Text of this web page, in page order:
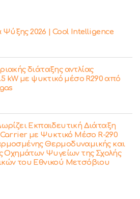
2026 | Cool Intelligence
διάταξης αντλίας
kW με ψυκτικό μέσο R290 από
Εκπαιδευτική Διάταξη
με Ψυκτικό Μέσο R-290
Θερμοδυναμικής και
Οχημάτων Ψυγείων της Σχολής
του Εθνικού Μετσόβιου